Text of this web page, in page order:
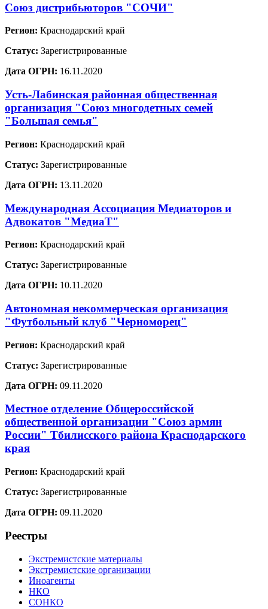
Союз дистрибьюторов "СОЧИ"
Регион: Краснодарский край
Статус: Зарегистрированные
Дата ОГРН: 16.11.2020
Усть-Лабинская районная общественная
организация "Союз многодетных семей
"Большая семья"
Регион: Краснодарский край
Статус: Зарегистрированные
Дата ОГРН: 13.11.2020
Международная Ассоциация Медиаторов и
Адвокатов "МедиаТ"
Регион: Краснодарский край
Статус: Зарегистрированные
Дата ОГРН: 10.11.2020
Автономная некоммерческая организация
"Футбольный клуб "Черноморец"
Регион: Краснодарский край
Статус: Зарегистрированные
Дата ОГРН: 09.11.2020
Местное отделение Общероссийской
общественной организации "Союз армян
России" Тбилисского района Краснодарского
края
Регион: Краснодарский край
Статус: Зарегистрированные
Дата ОГРН: 09.11.2020
Реестры
Экстремистские материалы
Экстремистские организации
Иноагенты
НКО
СОНКО